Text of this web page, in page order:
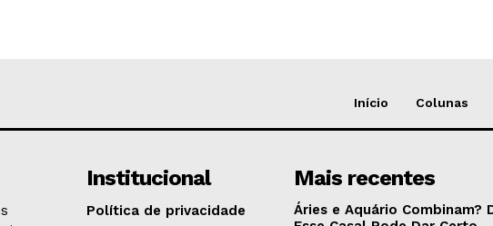
Início Colunas
Institucional
Política de privacidade
Mais recentes
Áries e Aquário Combinam?